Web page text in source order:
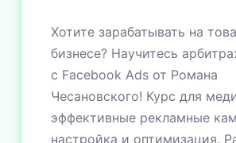
Хотите зарабатывать на
бизнесе? Научитесь
с Facebook Ads от Романа
Чесановского! Курс для
эффективные рекламные
настройка и оптимизация.